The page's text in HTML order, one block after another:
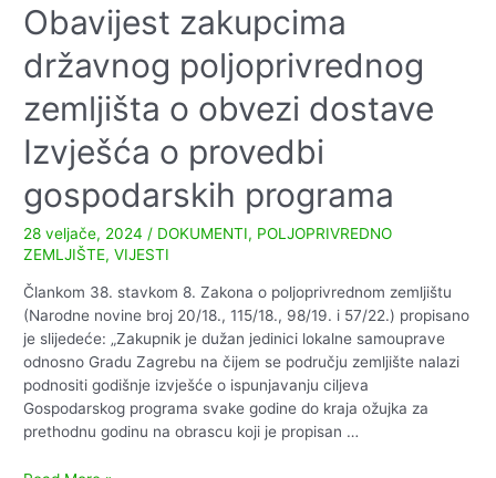
prirodne
nepogode
–
SUŠA
Obavijest zakupcima
državnog poljoprivrednog
zemljišta o obvezi dostave
Izvješća o provedbi
gospodarskih programa
28 veljače, 2024/ DOKUMENTI, POLJOPRIVREDNO
ZEMLJIŠTE,VIJESTI
Člankom 38. stavkom 8. Zakona o poljoprivrednom zemljištu
(Narodne novine broj 20/18., 115/18., 98/19. i 57/22.) propisano
je slijedeće: „Zakupnik je dužan jedinici lokalne samouprave
odnosno Gradu Zagrebu na čijem se području zemljište nalazi
podnositi godišnje izvješće o ispunjavanju ciljeva
Gospodarskog programa svake godine do kraja ožujka za
prethodnu godinu na obrascu koji je propisan …